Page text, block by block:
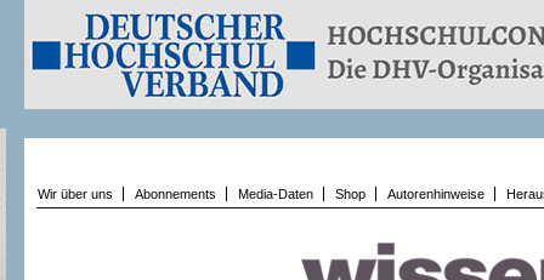
Wir über uns Abonnements Media-Daten Shop Autorenhinweise